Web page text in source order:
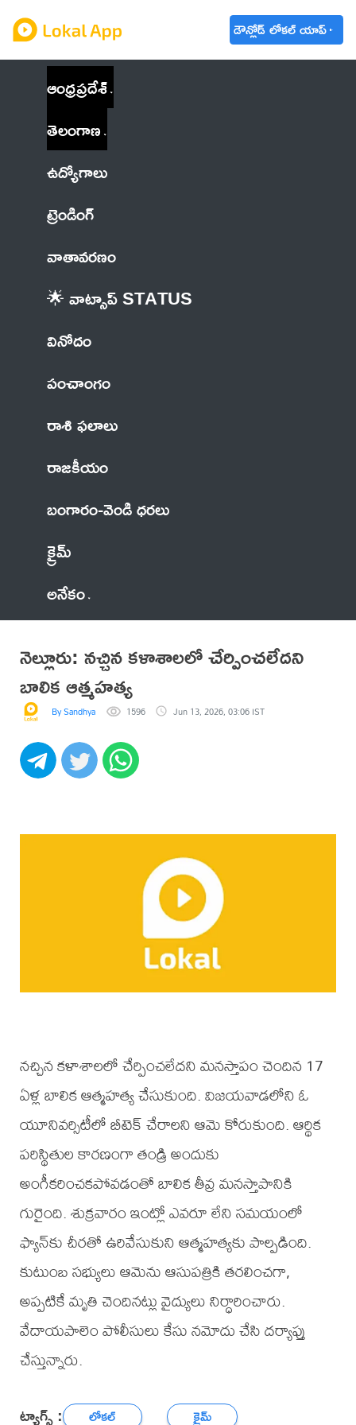
డౌన్లోడ్ లోకల్ యాప్
ఆంధ్రప్రదేశ్
తెలంగాణ
ఉద్యోగాలు
ట్రెండింగ్
వాతావరణం
🌟 వాట్సాప్ STATUS
వినోదం
పంచాంగం
రాశి ఫలాలు
రాజకీయం
బంగారం-వెండి ధరలు
క్రైమ్
అనేకం
నెల్లూరు: నచ్చిన కళాశాలలో చేర్పించలేదని
బాలిక ఆత్మహత్య
By Sandhya 1596 Jun 13, 2026, 03:06 IST
నచ్చిన కళాశాలలో చేర్పించలేదని మనస్తాపం చెందిన 17
ఏళ్ల బాలిక ఆత్మహత్య చేసుకుంది. విజయవాడలోని ఓ
యూనివర్సిటీలో బీటెక్ చేరాలని ఆమె కోరుకుంది. ఆర్థిక
పరిస్థితుల కారణంగా తండ్రి అందుకు
అంగీకరించకపోవడంతో బాలిక తీవ్ర మనస్తాపానికి
గురైంది. శుక్రవారం ఇంట్లో ఎవరూ లేని సమయంలో
ఫ్యాన్‌కు చీరతో ఉరివేసుకుని ఆత్మహత్యకు పాల్పడింది.
కుటుంబ సభ్యులు ఆమెను ఆసుపత్రికి తరలించగా,
అప్పటికే మృతి చెందినట్లు వైద్యులు నిర్ధారించారు.
వేదాయపాలెం పోలీసులు కేసు నమోదు చేసి దర్యాప్తు
చేస్తున్నారు.
ట్యాగ్స్ : లోకల్ క్రైమ్